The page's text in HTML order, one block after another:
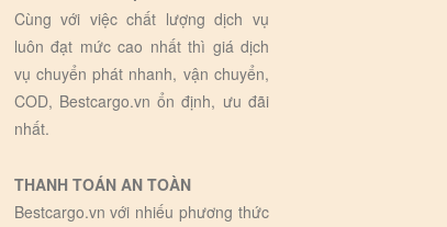
Cùng với việc chất lượng dịch vụ
luôn đạt mức cao nhất thì giá dịch
vụ chuyển phát nhanh, vận chuyển,
COD, Bestcargo.vn ổn định, ưu đãi
nhất.
THANH TOÁN AN TOÀN
Bestcargo.vn với nhiếu phương thức